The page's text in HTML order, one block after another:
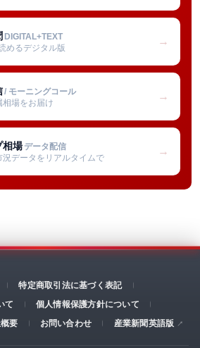
DIGITAL+TEXT
めるデジタル版
→
/ モーニングコール
場をお届け
→
相場 データ配信
況データをリアルタイムで
→
特定商取引法に基づく表記
て
個人情報保護方針について
要 お問い合わせ 産業新聞英語版